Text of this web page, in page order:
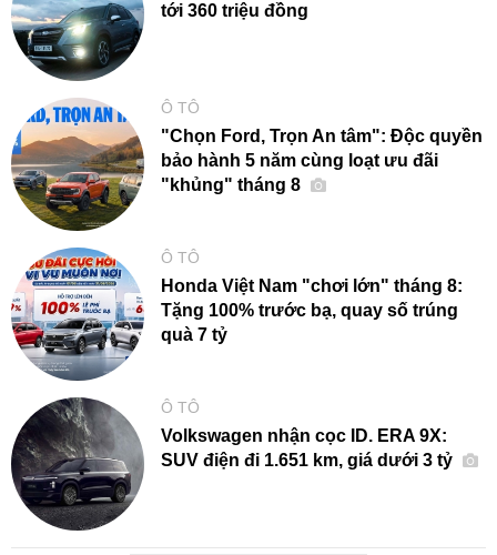
tới 360 triệu đồng
Ô TÔ
"Chọn Ford, Trọn An tâm": Độc quyền
bảo hành 5 năm cùng loạt ưu đãi
"khủng" tháng 8
Ô TÔ
Honda Việt Nam "chơi lớn" tháng 8:
Tặng 100% trước bạ, quay số trúng
quà 7 tỷ
Ô TÔ
Volkswagen nhận cọc ID. ERA 9X:
SUV điện đi 1.651 km, giá dưới 3 tỷ